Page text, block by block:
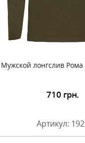
Мужской лонгслив
710 грн.
Артикул: